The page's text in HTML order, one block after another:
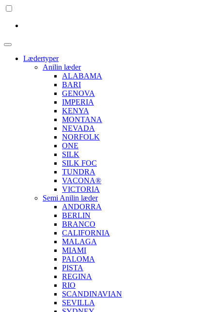
Lædertyper
Anilin læder
ALABAMA
BARI
GENOVA
IMPERIA
KENYA
MONTANA
NEVADA
NORFOLK
ONE
SILK
SILK FOC
TUNDRA
VACONA®
VICTORIA
Semi Anilin læder
ANDORRA
BERLIN
BRANCO
CALIFORNIA
MALAGA
MIAMI
PALOMA
PISTA
REGINA
RIO
SCANDINAVIAN
SEVILLA